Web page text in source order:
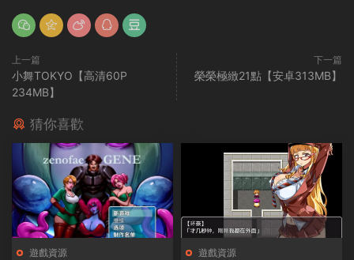
上一篇
小舞TOKYO【高清60P
234MB】
下一篇
榮榮極緻21點【安卓313MB】
猜你喜歡
遊戲資源 遊戲資源